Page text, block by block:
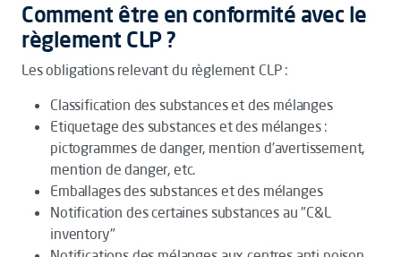
Comment être en conformité avec le
règlement CLP ?
Les obligations relevant du règlement CLP :
Classification des substances et des mélanges
Etiquetage des substances et des mélanges :
pictogrammes de danger, mention d’avertissement,
mention de danger, etc.
Emballages des substances et des mélanges
Notification des certaines substances au "C&L
inventory"